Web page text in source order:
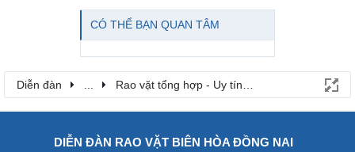
CÓ THỂ BẠN QUAN TÂM
Diễn đàn Rao vặt tổng hợp - Uy tín - Miễn phí
DIỄN ĐÀN RAO VẶT BIÊN HÒA ĐỒNG NAI